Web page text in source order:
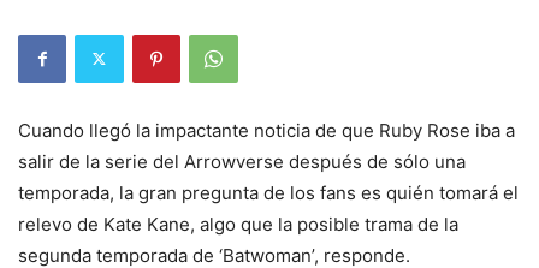
Cuando llegó la impactante noticia de que Ruby Rose iba a
salir de la serie del Arrowverse después de sólo una
temporada, la gran pregunta de los fans es quién tomará el
relevo de Kate Kane, algo que la posible trama de la
segunda temporada de ‘Batwoman’, responde.